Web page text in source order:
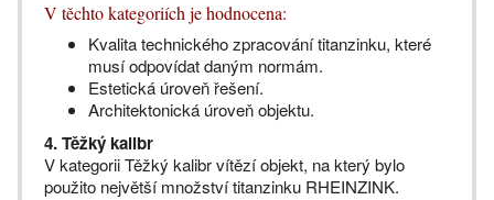
V těchto kategoriích je hodnocena:
Kvalita technického zpracování titanzinku, které
musí odpovídat daným normám.
Estetická úroveň řešení.
Architektonická úroveň objektu.
4. Těžký kalibr
V kategorii Těžký kalibr vítězí objekt, na který bylo
použito největší množství titanzinku RHEINZINK.